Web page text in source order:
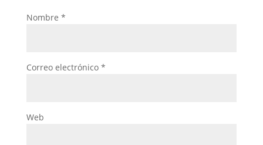
Nombre *
Correo electrónico *
Web